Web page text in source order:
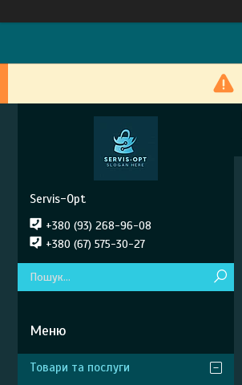
Servis-Opt
+380 (93) 268-96-08
+380 (67) 575-30-27
Товари та послуги